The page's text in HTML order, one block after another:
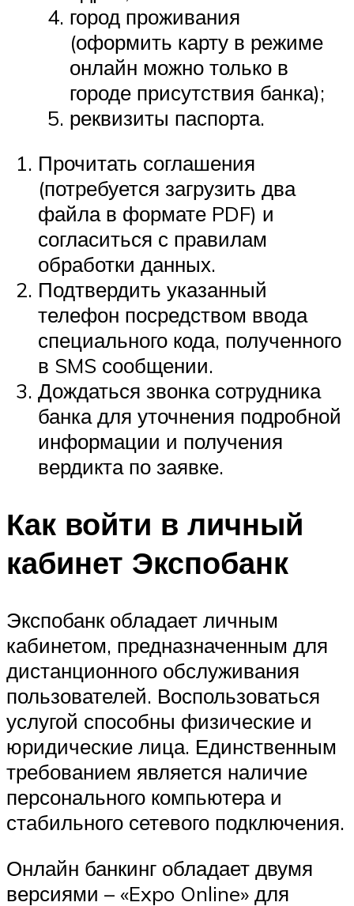
город проживания
(оформить карту в режиме
онлайн можно только в
городе присутствия банка);
реквизиты паспорта.
Прочитать соглашения
(потребуется загрузить два
файла в формате PDF) и
согласиться с правилам
обработки данных.
Подтвердить указанный
телефон посредством ввода
специального кода, полученного
в SMS сообщении.
Дождаться звонка сотрудника
банка для уточнения подробной
информации и получения
вердикта по заявке.
Как войти в личный
кабинет Экспобанк
Экспобанк обладает личным
кабинетом, предназначенным для
дистанционного обслуживания
пользователей. Воспользоваться
услугой способны физические и
юридические лица. Единственным
требованием является наличие
персонального компьютера и
стабильного сетевого подключения.
Онлайн банкинг обладает двумя
версиями – «Expo Online» для